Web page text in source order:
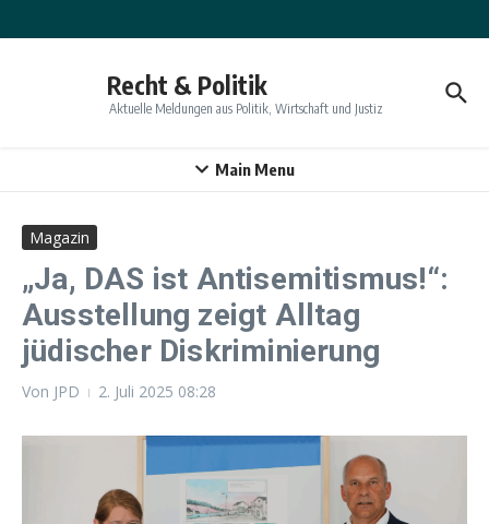
Recht & Politik
Aktuelle Meldungen aus Politik, Wirtschaft und Justiz
Main Menu
Magazin
„Ja, DAS ist Antisemitismus!“:
Ausstellung zeigt Alltag
jüdischer Diskriminierung
Von JPD 2. Juli 2025 08:28